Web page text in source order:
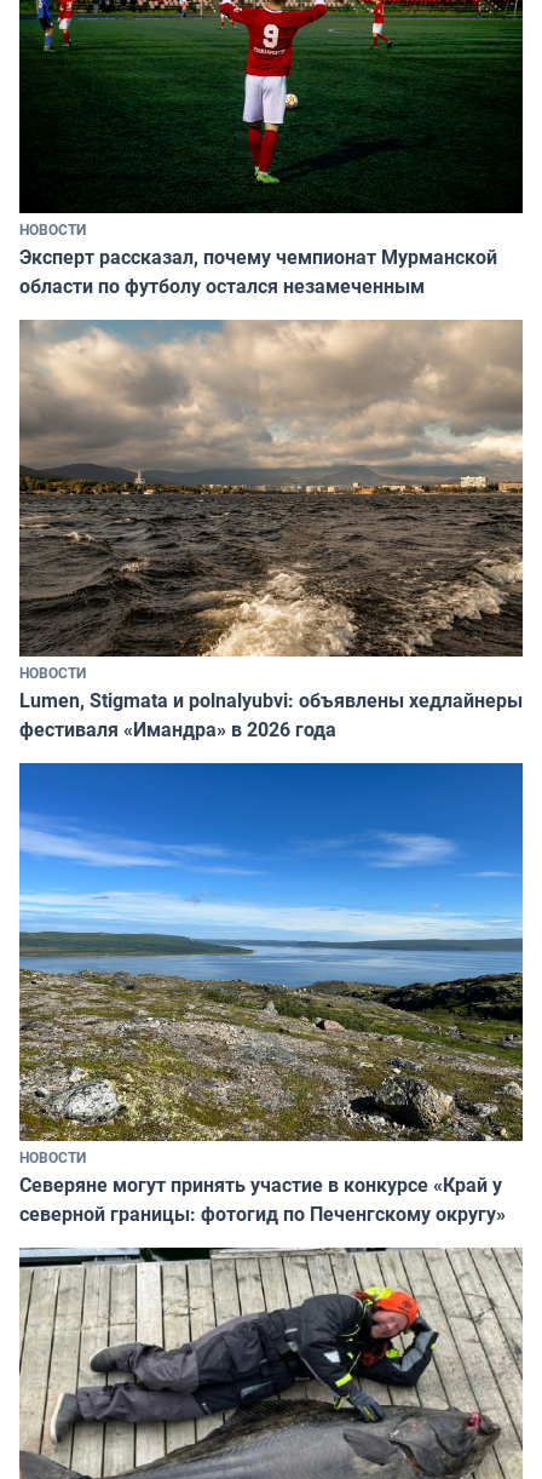
НОВОСТИ
Эксперт рассказал, почему чемпионат Мурманской
области по футболу остался незамеченным
НОВОСТИ
Lumen, Stigmata и polnalyubvi: объявлены хедлайнеры
фестиваля «Имандра» в 2026 года
НОВОСТИ
Северяне могут принять участие в конкурсе «Край у
северной границы: фотогид по Печенгскому округу»